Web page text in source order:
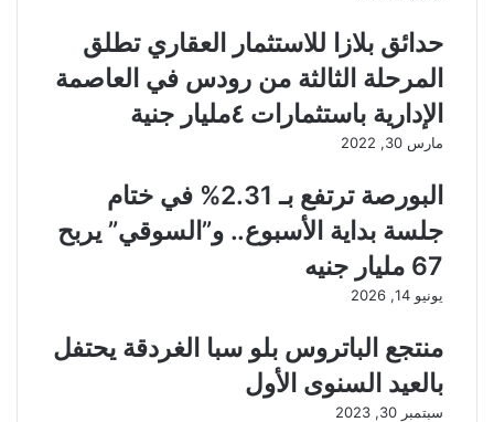
حدائق بلازا للاستثمار العقاري تطلق
المرحلة الثالثة من رودس في العاصمة
الإدارية باستثمارات ٤مليار جنية
مارس 30, 2022
البورصة ترتفع بـ 2.31% في ختام
جلسة بداية الأسبوع.. و”السوقي” يربح
67 مليار جنيه
يونيو 14, 2026
منتجع الباتروس بلو سبا الغردقة يحتفل
بالعيد السنوى الأول
سبتمبر 30, 2023